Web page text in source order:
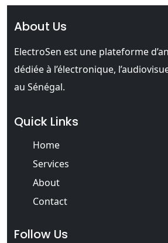
About Us
ElectroSen est une plateforme
dédiée à l’électronique,
au Sénégal.
Quick Links
Home
Services
About
Contact
Follow Us